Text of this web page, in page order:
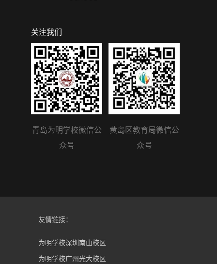
关注我们
青岛为明学校微信公
众号
黄岛区教育局微信公
众号
友情链接：
为明学校深圳南山校区
为明学校广州光大校区